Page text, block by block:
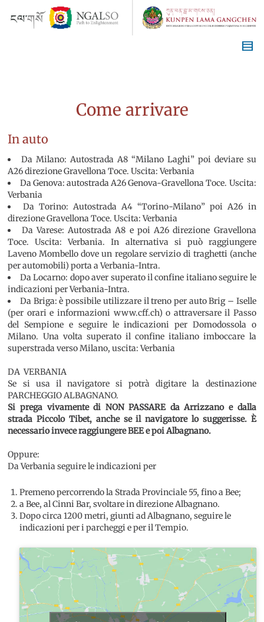
Come arrivare
In auto
Da Milano: Autostrada A8 “Milano Laghi” poi deviare su
A26 direzione Gravellona Toce. Uscita: Verbania
Da Genova: autostrada A26 Genova-Gravellona Toce. Uscita:
Verbania
Da Torino: Autostrada A4 “Torino-Milano” poi A26 in
direzione Gravellona Toce. Uscita: Verbania
Da Varese: Autostrada A8 e poi A26 direzione Gravellona
Toce. Uscita: Verbania. In alternativa si può raggiungere
Laveno Mombello dove un regolare servizio di traghetti (anche
per automobili) porta a Verbania-Intra.
Da Locarno: dopo aver superato il confine italiano seguire le
indicazioni per Verbania-Intra.
Da Briga: è possibile utilizzare il treno per auto Brig – Iselle
(per orari e informazioni www.cff.ch) o attraversare il Passo
del Sempione e seguire le indicazioni per Domodossola o
Milano. Una volta superato il confine italiano imboccare la
superstrada verso Milano, uscita: Verbania
DA VERBANIA
Se si usa il navigatore si potrà digitare la destinazione
PARCHEGGIO ALBAGNANO.
Si prega vivamente di NON PASSARE da Arrizzano e dalla
strada Piccolo Tibet, anche se il navigatore lo suggerisse. È
necessario invece raggiungere BEE e poi Albagnano.
Oppure:
Da Verbania seguire le indicazioni per
Premeno percorrendo la Strada Provinciale 55, fino a Bee;
a Bee, al Cinni Bar, svoltare in direzione Albagnano.
Dopo circa 1200 metri, giunti ad Albagnano, seguire le
indicazioni per i parcheggi e per il Tempio.